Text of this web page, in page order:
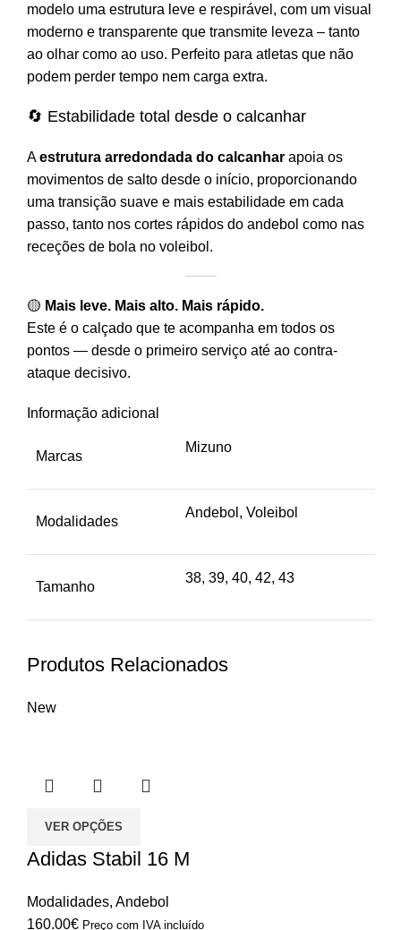
modelo uma estrutura leve e respirável, com um visual
moderno e transparente que transmite leveza – tanto
ao olhar como ao uso. Perfeito para atletas que não
podem perder tempo nem carga extra.
🔄 Estabilidade total desde o calcanhar
Aestrutura arredondada do calcanhar apoia os
movimentos de salto desde o início, proporcionando
uma transição suave e mais estabilidade em cada
passo, tanto nos cortes rápidos do andebol como nas
receções de bola no voleibol.
🟡 Mais leve. Mais alto. Mais rápido.
Este é o calçado que te acompanha em todos os
pontos — desde o primeiro serviço até ao contra-
ataque decisivo.
Informação adicional
Marcas
Mizuno
Modalidades
Andebol, Voleibol
Tamanho
38, 39, 40, 42, 43
Produtos Relacionados
New
VER OPÇÕES
Adidas Stabil 16 M
Modalidades, Andebol
160.00€ Preço com IVA incluído